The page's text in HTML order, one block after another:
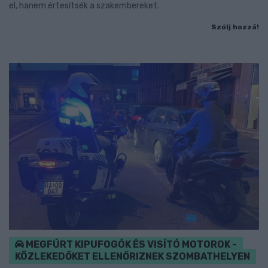
el, hanem értesítsék a szakembereket.
Szólj hozzá!
MEGFÚRT KIPUFOGÓK ÉS VISÍTÓ MOTOROK -
KÖZLEKEDŐKET ELLENŐRIZNEK SZOMBATHELYEN